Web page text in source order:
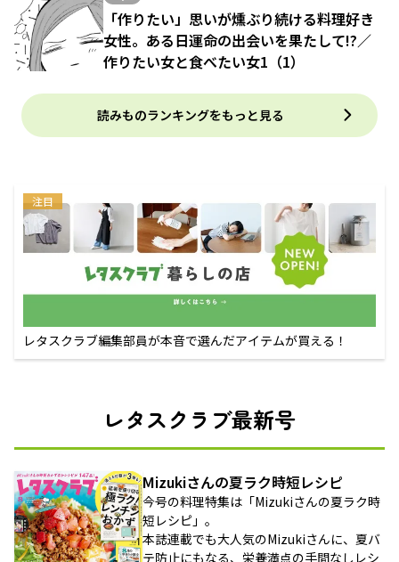
「作りたい」思いが燻ぶり続ける料理好き
女性。ある日運命の出会いを果たして!?／
作りたい女と食べたい女1（1）
読みものランキングをもっと見る
注目
レタスクラブ編集部員が本音で選んだアイテムが買える！
レタスクラブ最新号
Mizukiさんの夏ラク時短レシピ
今号の料理特集は「Mizukiさんの夏ラク時
短レシピ」。
本誌連載でも大人気のMizukiさんに、夏バ
テ防止にもなる、栄養満点の手間なしレシ